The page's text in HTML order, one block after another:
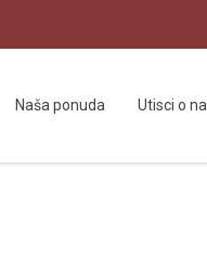
Naša ponuda Utisci o